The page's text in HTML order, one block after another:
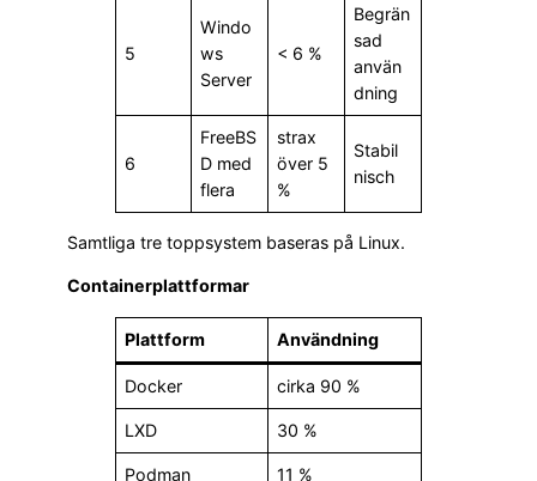
5
Windo
ws
Server
< 6 %
Begrän
sad
använ
dning
6
FreeBS
D med
flera
strax
över 5
%
Stabil
nisch
Samtliga tre toppsystem baseras på Linux.
Containerplattformar
Plattform Användning
Docker cirka 90 %
LXD 30 %
Podman 11 %